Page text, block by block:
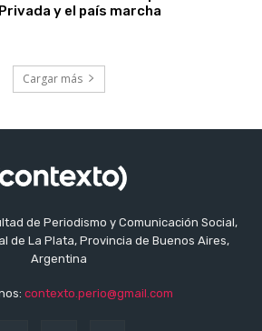
Privada y el país marcha
Cargar más
de Periodismo y Comunicación Social,
de La Plata, Provincia de Buenos Aires,
Argentina
contexto.perio@gmail.com